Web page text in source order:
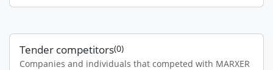
Tender competitors(0)
Companies and individuals that competed with MARXER